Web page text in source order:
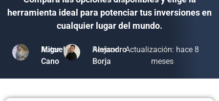
herramienta ideal para potenciar tus inversiones en
cualquier lugar del mundo.
Autor
Miguel
Cano
Revisor
Alejandro
Borja
Actualización: hace 8
meses